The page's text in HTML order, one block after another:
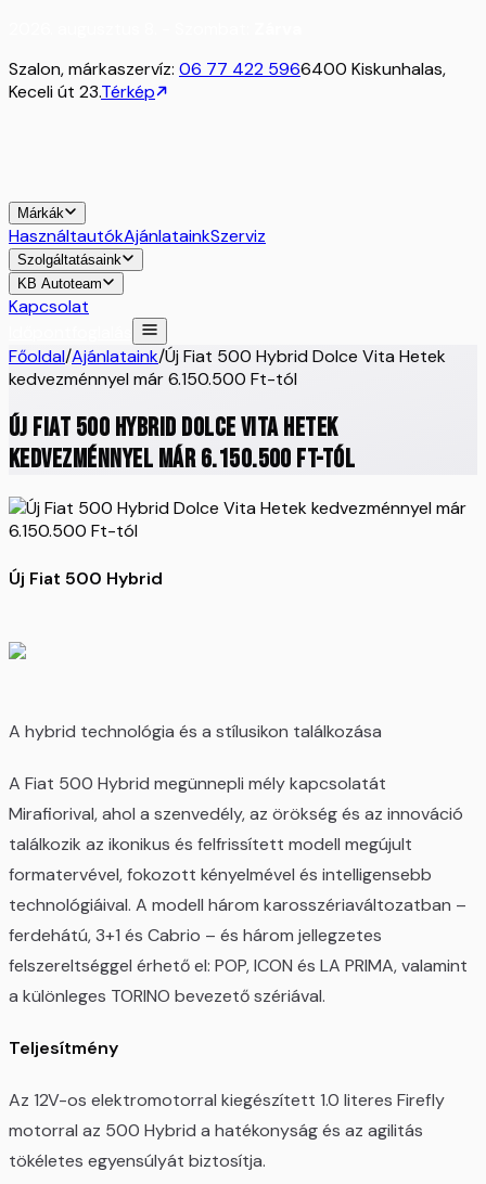
Szalon, márkaszervíz: 06 77 422 5966400 Kiskunhalas,
Keceli út 23.Térkép
Márkák
HasználtautókAjánlatainkSzerviz
Szolgáltatásaink
KB Autoteam
Kapcsolat
Főoldal/Ajánlataink/Új Fiat 500 Hybrid Dolce Vita Hetek
kedvezménnyel már 6.150.500 Ft-tól
Új Fiat 500 Hybrid Dolce Vita Hetek
kedvezménnyel már 6.150.500 Ft-tól
Új Fiat 500 Hybrid
A hybrid technológia és a stílusikon találkozása
A Fiat 500 Hybrid megünnepli mély kapcsolatát
Mirafiorival, ahol a szenvedély, az örökség és az innováció
találkozik az ikonikus és felfrissített modell megújult
formatervével, fokozott kényelmével és intelligensebb
technológiáival. A modell három karosszériaváltozatban –
ferdehátú, 3+1 és Cabrio – és három jellegzetes
felszereltséggel érhető el: POP, ICON és LA PRIMA, valamint
a különleges TORINO bevezető szériával.
Teljesítmény​
Az 12V-os elektromotorral kiegészített 1.0 literes Firefly
motorral az 500 Hybrid a hatékonyság és az agilitás
tökéletes egyensúlyát biztosítja.